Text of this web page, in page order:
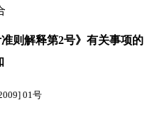
则解释第2号》有关事项的
01号